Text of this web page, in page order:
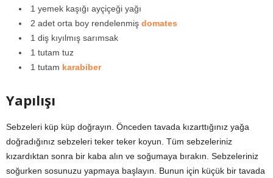
1 yemek kaşığı ayçiçeği yağı
2 adet orta boy rendelenmiş domates
1 diş kıyılmış sarımsak
1 tutam tuz
1 tutam karabiber
Yapılışı
Sebzeleri küp küp doğrayın. Önceden tavada kızarttığınız yağa
doğradığınız sebzeleri teker teker koyun. Tüm sebzeleriniz
kızardıktan sonra bir kaba alın ve soğumaya bırakın. Sebzeleriniz
soğurken sosunuzu yapmaya başlayın. Bunun için küçük bir tavada